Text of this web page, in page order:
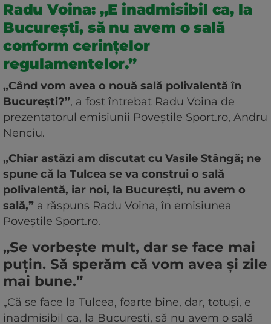
Radu Voina: „E inadmisibil ca, la
București, să nu avem o sală
conform cerințelor
regulamentelor.”
„Când vom avea o nouă sală polivalentă în
București?”, a fost întrebat Radu Voina de
prezentatorul emisiunii Poveștile Sport.ro, Andru
Nenciu.
„Chiar astăzi am discutat cu Vasile Stângă; ne
spune că la Tulcea se va construi o sală
polivalentă, iar noi, la București, nu avem o
sală,” a răspuns Radu Voina, în emisiunea
Poveștile Sport.ro.
„Se vorbește mult, dar se face mai
puțin. Să sperăm că vom avea și zile
mai bune.”
„Că se face la Tulcea, foarte bine, dar, totuși, e
inadmisibil ca, la București, să nu avem o sală